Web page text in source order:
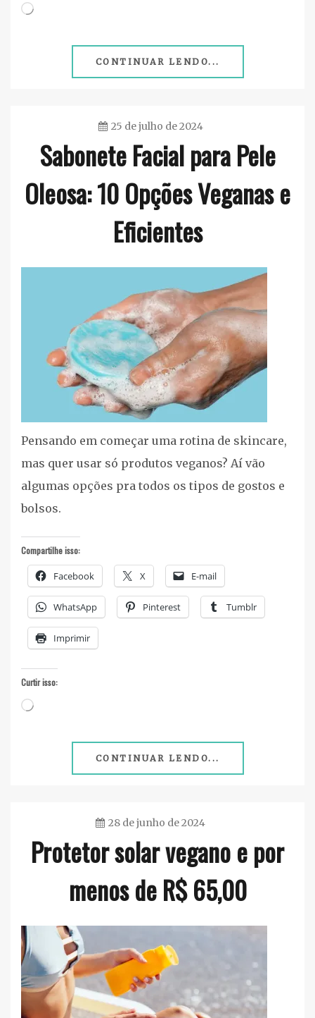
Carregando...
CONTINUAR LENDO...
25 de julho de 2024
Ester
Sena
Silva
Sabonete Facial para Pele
Oleosa: 10 Opções Veganas e
Eficientes
Pensando em começar uma rotina de skincare,
mas quer usar só produtos veganos? Aí vão
algumas opções pra todos os tipos de gostos e
bolsos.
Compartilhe isso:
Facebook X E-mail
WhatsApp Pinterest Tumblr
Imprimir
Curtir isso:
Carregando...
CONTINUAR LENDO...
28 de junho de 2024
Sena
Silva
Protetor solar vegano e por
menos de R$ 65,00
Solar